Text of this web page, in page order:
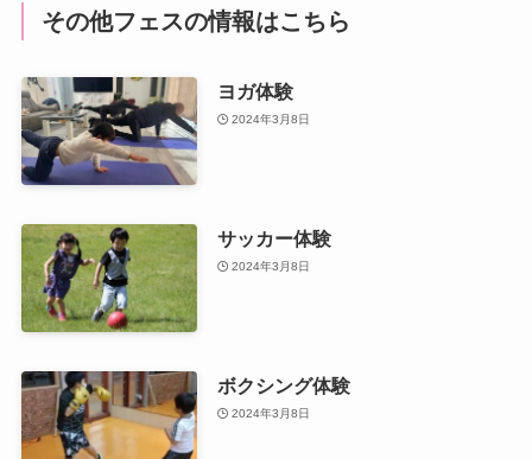
その他フェスの情報はこちら
ヨガ体験
2024年3月8日
サッカー体験
2024年3月8日
ボクシング体験
2024年3月8日